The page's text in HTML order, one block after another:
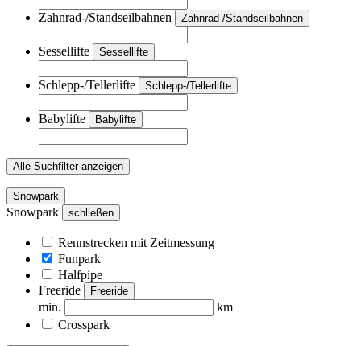
Zahnrad-/Standseilbahnen Zahnrad-/Standseilbahnen
Sessellifte Sessellifte
Schlepp-/Tellerlifte Schlepp-/Tellerlifte
Babylifte Babylifte
Alle Suchfilter anzeigen
Snowpark
Snowpark schließen
Rennstrecken mit Zeitmessung
Funpark
Halfpipe
Freeride
Freeride
min.
km
Crosspark